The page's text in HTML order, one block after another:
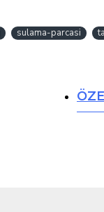
sulama-parcasi